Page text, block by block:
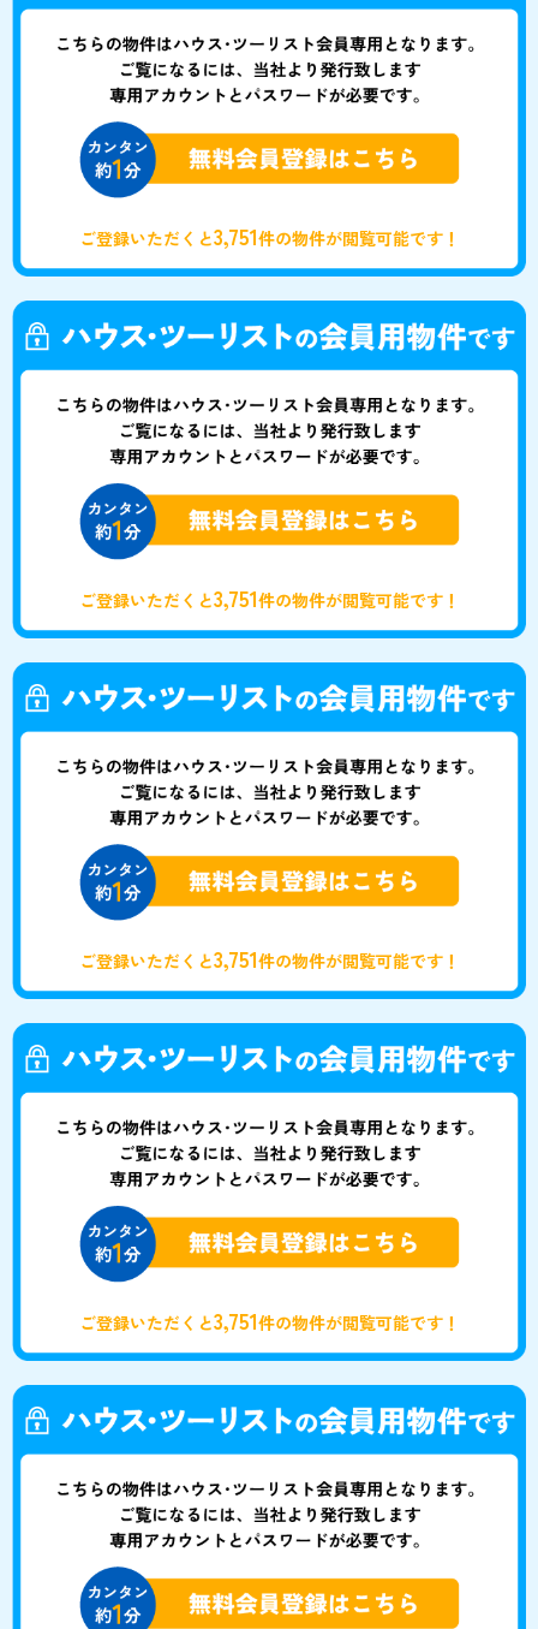
ご登録いただくと3,751件の物件が閲覧可能です！
ご登録いただくと3,751件の物件が閲覧可能です！
ご登録いただくと3,751件の物件が閲覧可能です！
ご登録いただくと3,751件の物件が閲覧可能です！